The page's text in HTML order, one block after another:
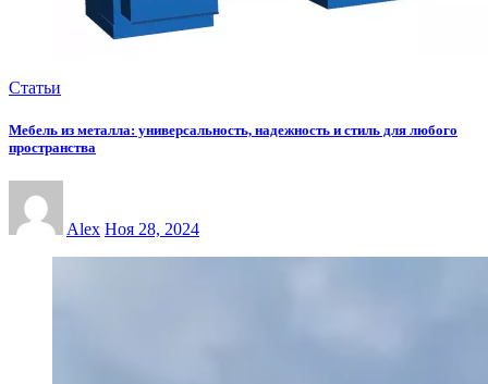
Статьи
Мебель из металла: универсальность, надежность и стиль для любого
пространства
Alex Ноя 28, 2024